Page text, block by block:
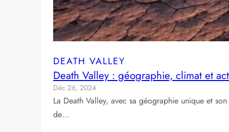
DEATH VALLEY
Death Valley : géographie, climat et
Déc 26, 2024
La Death Valley, avec sa géographie unique et
de…